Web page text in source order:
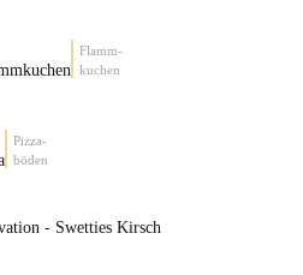
Flamm-
kuchen
Pizza-
böden